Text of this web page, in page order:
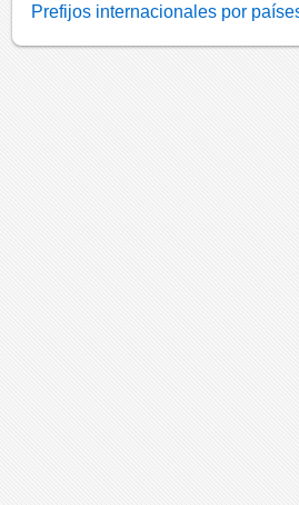
Prefijos internacionales por